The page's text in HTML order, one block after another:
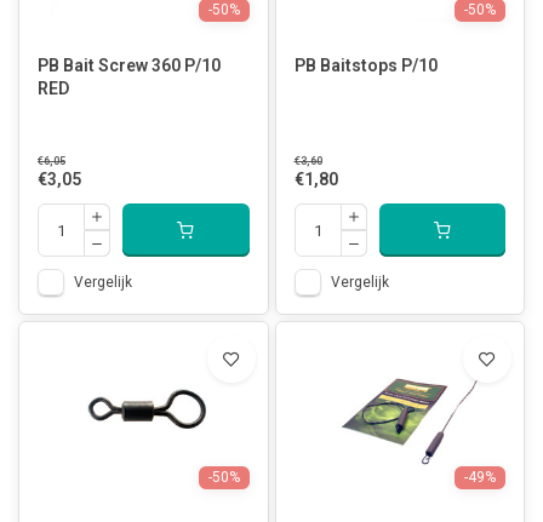
-50%
PB Bait Screw 360 P/10
RED
€6,05
€3,05
Vergelijk
-50%
PB Baitstops P/10
€3,60
€1,80
Vergelijk
-50% -49%